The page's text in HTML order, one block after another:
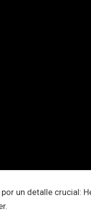
un detalle crucial: